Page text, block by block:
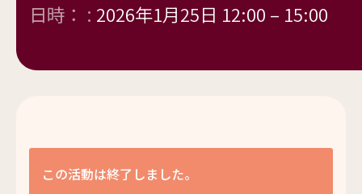
日時： : 2026年1月25日 12:00 – 15:00
この活動は終了しました。